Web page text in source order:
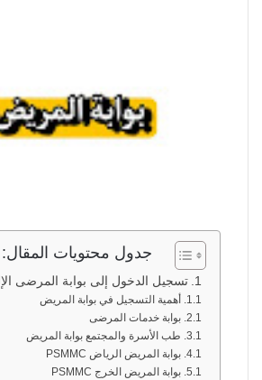
جدول محتويات المقال:
تسجيل الدخول إلى بوابة المرضى
أهمية التسجيل في بوابة المريض
بوابة خدمات المرضى
طب الأسرة والمجتمع بوابة المريض
بوابة المريض الرياض PSMMC
بوابة المريض الخرج PSMMC